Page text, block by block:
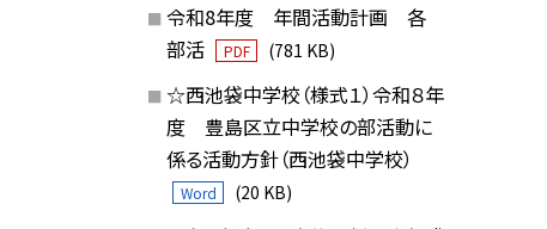
令和8年度 年間活動計画 各
部活
PDF (781 KB)
☆西池袋中学校（様式１）令和８年
度 豊島区立中学校の部活動に
係る活動方針（西池袋中学校）
Word (20 KB)